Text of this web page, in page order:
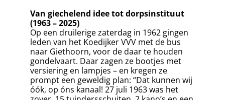
Van giechelend idee tot dorpsinstituut
(1963 – 2025)
Op een druilerige zaterdag in 1962 gingen
leden van het Koedijker VVV met de bus
naar Giethoorn, voor de daar te houden
gondelvaart. Daar zagen ze bootjes met
versiering en lampjes – en kregen ze
prompt een geweldig plan: “Dat kunnen wij
óók, op óns kanaal! 27 juli 1963 was het